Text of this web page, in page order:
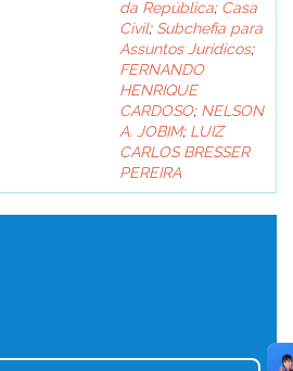
da República; Casa
Civil; Subchefia para
Assuntos Jurídicos;
FERNANDO
HENRIQUE
CARDOSO; NELSON
A. JOBIM; LUIZ
CARLOS BRESSER
PEREIRA